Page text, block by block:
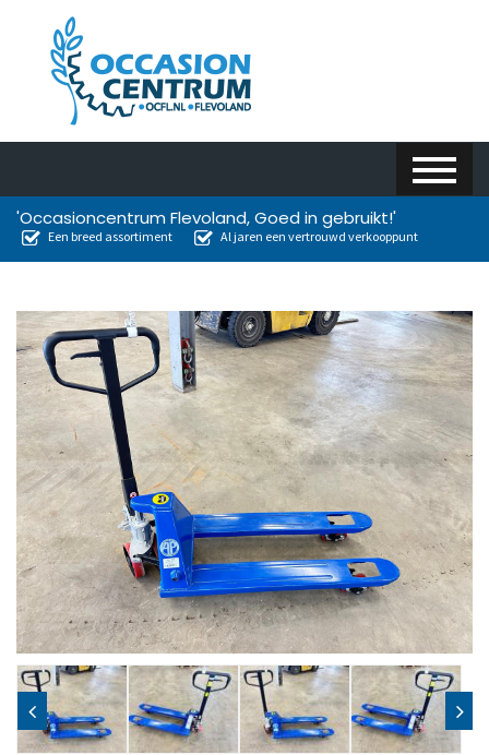
'Occasioncentrum Flevoland, Goed in gebruikt!'
Een breed assortiment Al jaren een vertrouwd verkooppunt